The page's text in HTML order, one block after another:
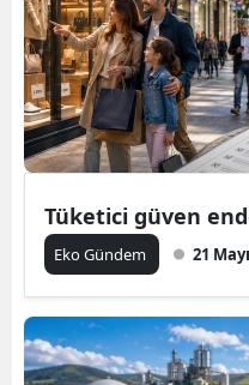
Tüketici güven
Eko Gündem 21